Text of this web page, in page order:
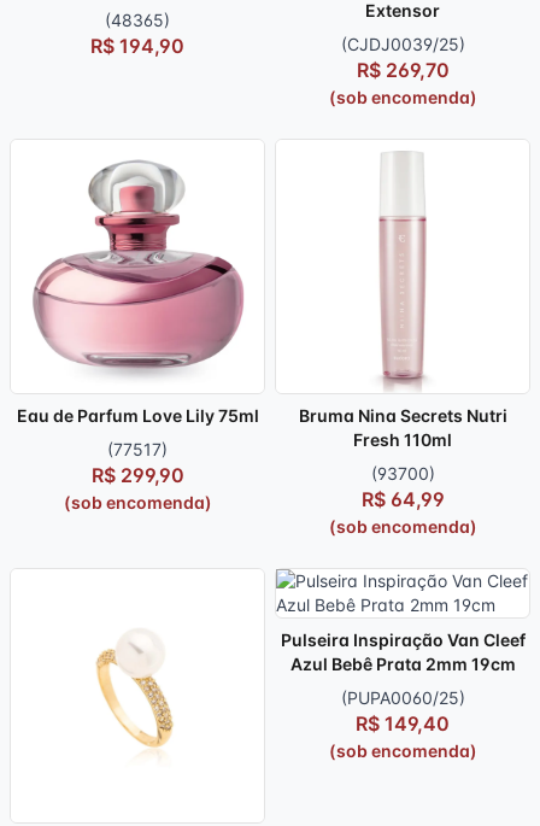
(48365)
R$ 194,90
Extensor
(CJDJ0039/25)
R$ 269,70
(sob encomenda)
Eau de Parfum Love Lily 75ml
(77517)
R$ 299,90
(sob encomenda)
Bruma Nina Secrets Nutri
Fresh 110ml
(93700)
R$ 64,99
(sob encomenda)
Pulseira Inspiração Van Cleef
Azul Bebê Prata 2mm 19cm
(PUPA0060/25)
R$ 149,40
(sob encomenda)